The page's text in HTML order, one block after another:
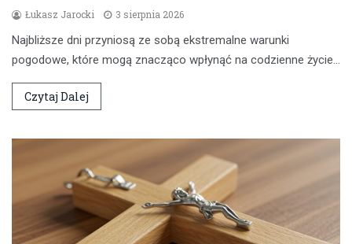
Łukasz Jarocki 3 sierpnia 2026
Najbliższe dni przyniosą ze sobą ekstremalne warunki
pogodowe, które mogą znacząco wpłynąć na codzienne życie…
Czytaj Dalej